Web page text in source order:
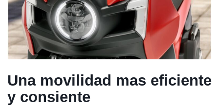
Una movilidad mas eficiente
y consiente